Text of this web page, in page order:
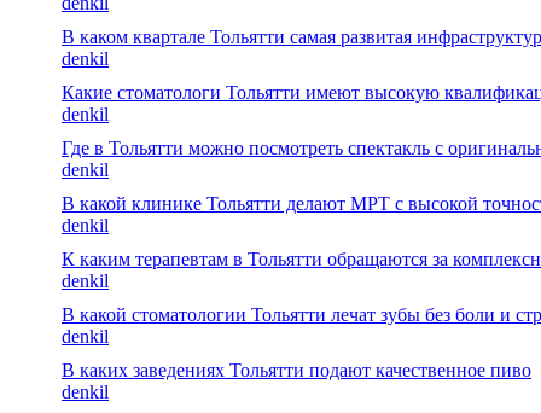
В каком квартале Тольятти самая развитая
denkil
Какие стоматологи Тольятти имеют высокую
denkil
Где в Тольятти можно посмотреть спектакль с
denkil
В какой клинике Тольятти делают МРТ с высокой
denkil
К каким терапевтам в Тольятти обращаются за
denkil
В какой стоматологии Тольятти лечат зубы без боли и
denkil
В каких заведениях Тольятти подают качественное пиво
denkil